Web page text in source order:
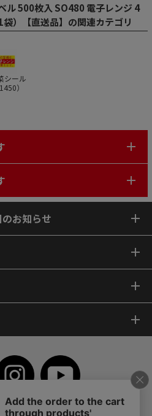
500枚入 SO480 電子レンジ 4
）【直送品】の関連カテゴリ
シール
1450）
お知らせ